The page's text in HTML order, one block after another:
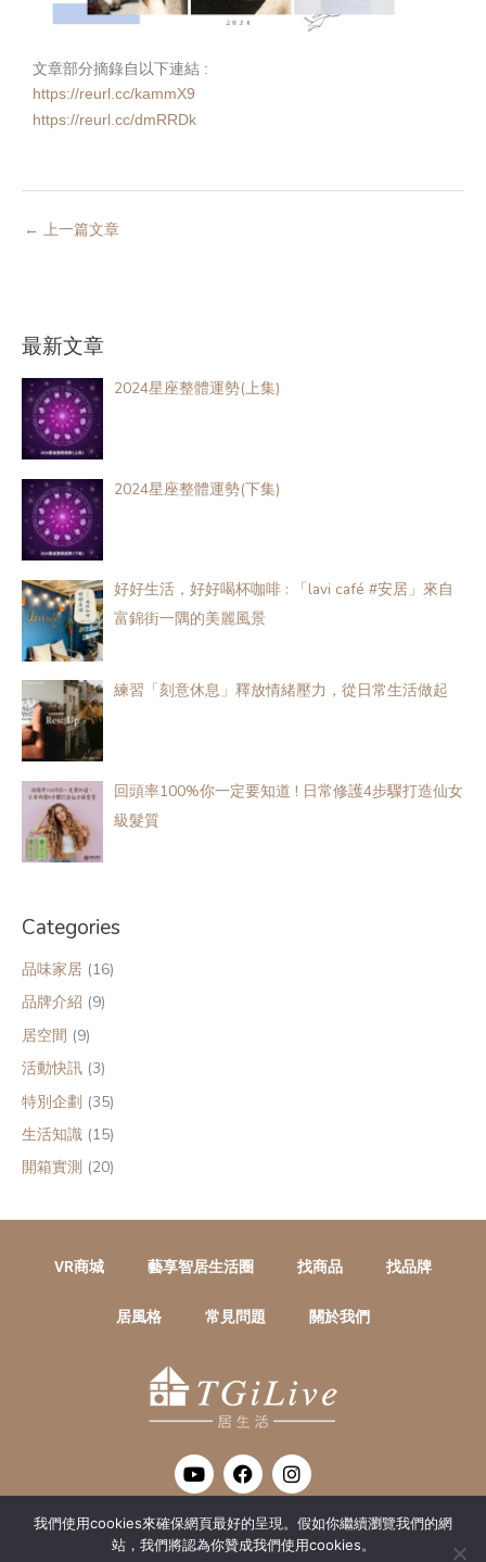
文章部分摘錄自以下連結 :
https://reurl.cc/kammX9
https://reurl.cc/dmRRDk
← 上一篇文章
最新文章
2024星座整體運勢(上集)
2024星座整體運勢(下集)
好好生活，好好喝杯咖啡 : 「lavi café #安居」來自
富錦街一隅的美麗風景
練習「​​​​刻意休息​​​​」釋放情緒壓力，從日常生活做起
回頭率100%你一定要知道 ! 日常修護4步驟打造仙女
級髮質
Categories
品味家居 (16)
品牌介紹 (9)
居空間 (9)
活動快訊 (3)
特別企劃 (35)
生活知識 (15)
開箱實測 (20)
VR商城 藝享智居生活圈 找商品 找品牌
居風格 常見問題 關於我們
Y
o
u
t
u
F
a
c
e
b
I
n
s
a
THANK GOD ITS LIVE
居生活數位整合有限公司 統編 : 52415016
我們使用cookies來確保網頁最好的呈現。假如你繼續瀏覽我們的網
站，我們將認為你贊成我們使用cookies。